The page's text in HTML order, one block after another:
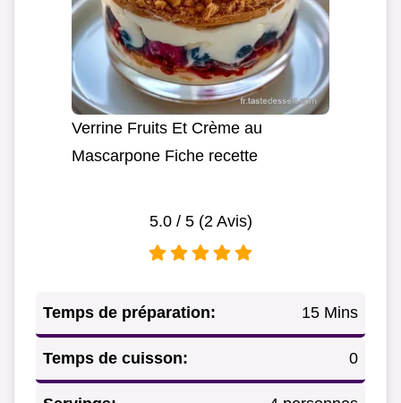
Verrine Fruits Et Crème au
Mascarpone Fiche recette
5.0/ 5 (2Avis)
Temps de préparation: 15 Mins
Temps de cuisson: 0